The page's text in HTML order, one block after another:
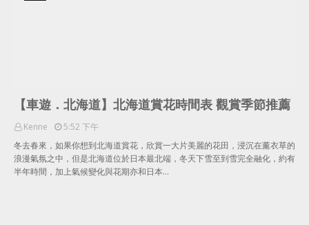
【車遊．北海道】北海道賞花時間表 觀賞季節推薦
Kenne
5:52 下午
冬去春來，如果你想到北海道賞花，欣賞一大片美麗的花田，浸沉在薰衣草的
浪漫氣氛之中，但是北海道位於日本最北端，冬天下雪至到雪完全融化，約有
半年時間，加上氣候變化與花期亦和日本…